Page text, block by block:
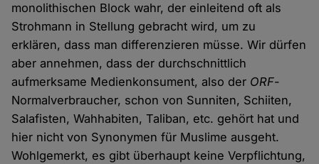
monolithischen Block wahr, der einleitend oft als
Strohmann in Stellung gebracht wird, um zu
erklären, dass man differenzieren müsse. Wir dürfen
aber annehmen, dass der durchschnittlich
aufmerksame Medienkonsument, also der ORF-
Normalverbraucher, schon von Sunniten, Schiiten,
Salafisten, Wahhabiten, Taliban, etc. gehört hat und
hier nicht von Synonymen für Muslime ausgeht.
Wohlgemerkt, es gibt überhaupt keine Verpflichtung,